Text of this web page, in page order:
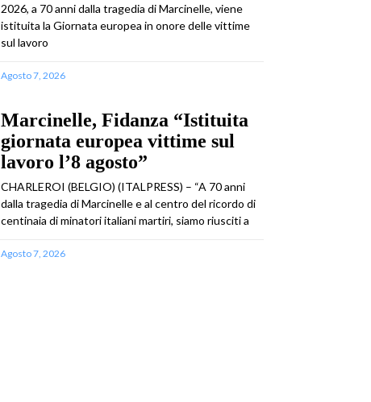
2026, a 70 anni dalla tragedia di Marcinelle, viene
istituita la Giornata europea in onore delle vittime
sul lavoro
Agosto 7, 2026
Marcinelle, Fidanza “Istituita
giornata europea vittime sul
lavoro l’8 agosto”
CHARLEROI (BELGIO) (ITALPRESS) – “A 70 anni
dalla tragedia di Marcinelle e al centro del ricordo di
centinaia di minatori italiani martiri, siamo riusciti a
Agosto 7, 2026